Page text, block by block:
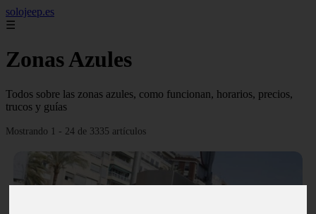
solojeep.es
☰
Zonas Azules
Todos sobre las zonas azules, como funcionan, horarios, precios,
trucos y guías
Mostrando 1 - 24 de 3335 artículos